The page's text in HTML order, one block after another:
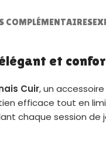
et
Cuir, un
efficace tout en
chaque session de